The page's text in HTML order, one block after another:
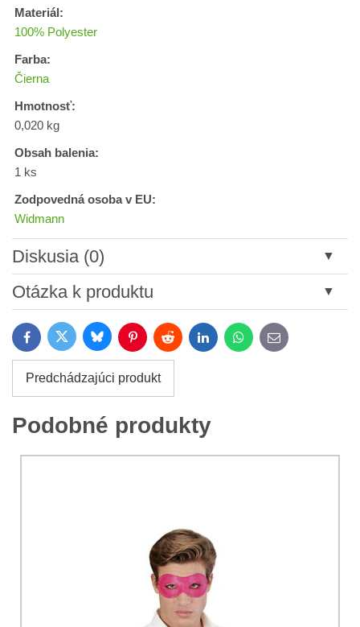
Materiál:
100% Polyester
Farba:
Čierna
Hmotnosť:
0,020 kg
Obsah balenia:
1 ks
Zodpovedná osoba v EU:
Widmann
Diskusia (0)
Nový komentár
Názov:
Meno:*
Súhlasím so spracovaním osobných údajov za účelom
odoslania formulára. Oboznámil som sa s
Ochrany osobných údajov
Otázka k produktu
*
Váš e-mail:*
FacebookTwitter BlueskyPinterestReddit LinkedInWhatsApp
E-
mail
Predchádzajúci produkt
Podobné produkty